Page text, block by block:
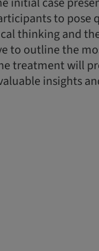
to pose
thinking and
to outline the
treatment will
insights